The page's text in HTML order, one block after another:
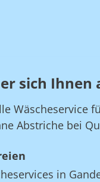
sich
Wäscheservice
Abstriche bei
in